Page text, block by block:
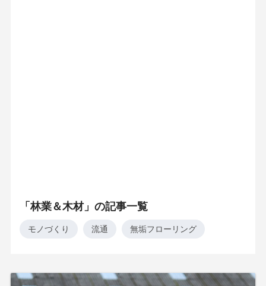
「林業＆木材」の記事一覧
モノづくり 流通 無垢フローリング